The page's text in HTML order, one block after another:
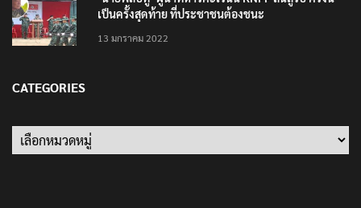
เป็นครั้งสุดท้าย ที่ประชาชนต้องชนะ
13 มกราคม 2022
CATEGORIES
Categories